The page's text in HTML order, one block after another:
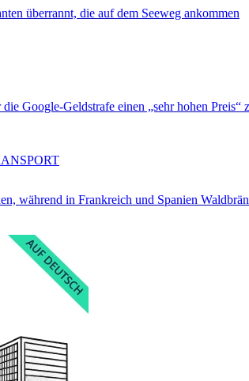
überrannt, die auf dem Seeweg ankommen
Google-Geldstrafe einen „sehr hohen Preis“
während in Frankreich und Spanien